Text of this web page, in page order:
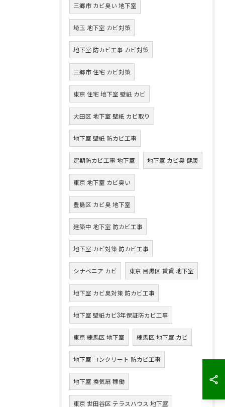
三郷市 カビ臭い 地下室
埼玉 地下室 カビ対策
地下室 防カビ工事 カビ対策
三郷市 住宅 カビ対策
東京 住宅 地下室 壁紙 カビ
大田区 地下室 壁紙 カビ取り
地下室 壁紙 防カビ工事
定期防カビ工事 地下室 地下室 カビ臭 健康
東京 地下室 カビ臭い
豊島区 カビ臭 地下室
建築中 地下室 防カビ工事
地下室 カビ対策 防カビ工事
シナベニア カビ 東京 目黒区 賃貸 地下室
地下室 カビ臭対策 防カビ工事
地下室 壁紙カビ3年保証防カビ工事
東京 練馬区 地下室 練馬区 地下室 カビ
地下室 コンクリート 防カビ工事
地下室 換気扇 稼働
東京 世田谷区 テラスハウス 地下室